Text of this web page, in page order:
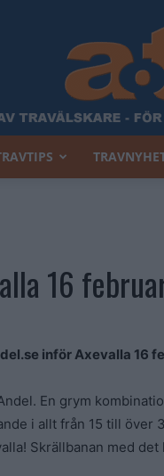
Trav
16
inför Axevalla 16
En grym
i allt från 15 till över
Skrällbanan med det